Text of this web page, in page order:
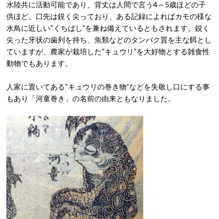
水陸共に活動可能であり、背丈は人間で言う4～5歳ほどの子
供ほど。口先は鋭く尖っており、ある記録によればカモの様な
水鳥に近しい“くちばし”を兼ね備えているともされます。鋭く
尖った牙状の歯列を持ち、魚類などのタンパク質を主な餌とし
ていますが、農家が栽培した“キュウリ”を大好物とする雑食性
動物でもあります。
人家に置いてある“キュウリの巻き物”などを失敬し口にする事
もあり「河童巻き」の名前の由来ともなりました。